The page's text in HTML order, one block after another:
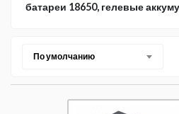
батареи 18650, гелевые
По умолчанию